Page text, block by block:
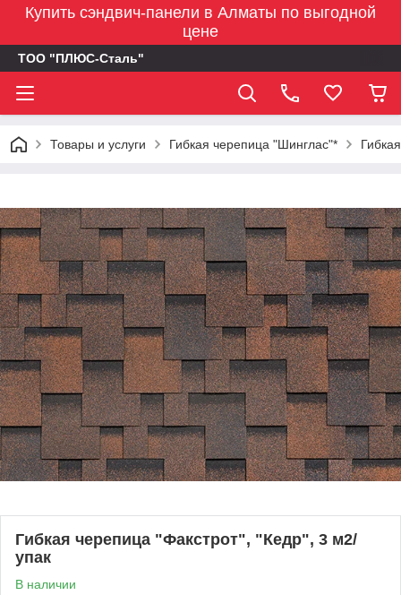
Купить сэндвич-панели в Алматы по выгодной
цене
ТОО "ПЛЮС-Сталь"
Товары и услуги Гибкая черепица "Шинглас"*
Гибкая черепица "Факстрот", "Кедр", 3 м2/
упак
В наличии